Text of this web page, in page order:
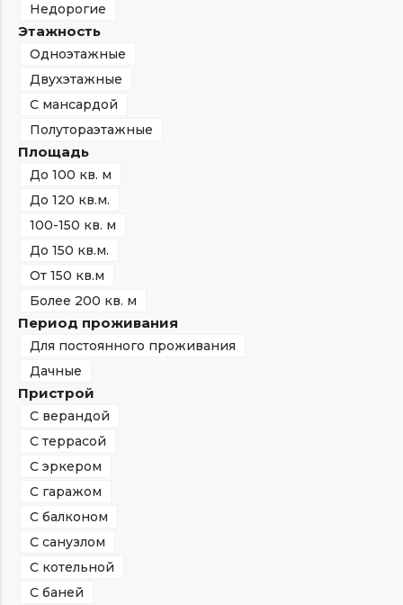
Недорогие
Этажность
Одноэтажные
Двухэтажные
С мансардой
Полутораэтажные
Площадь
До 100 кв. м
До 120 кв.м.
100-150 кв. м
До 150 кв.м.
От 150 кв.м
Более 200 кв. м
Период проживания
Для постоянного проживания
Дачные
Пристрой
С верандой
С террасой
С эркером
С гаражом
С балконом
С санузлом
С котельной
С баней